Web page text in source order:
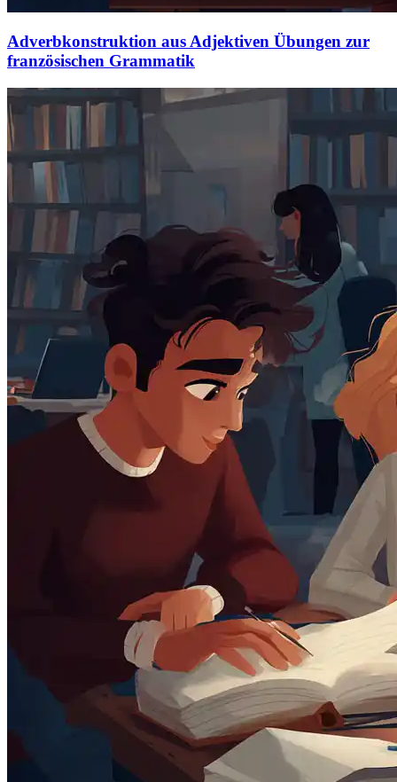
Adverbkonstruktion aus Adjektiven Übungen zur
französischen Grammatik